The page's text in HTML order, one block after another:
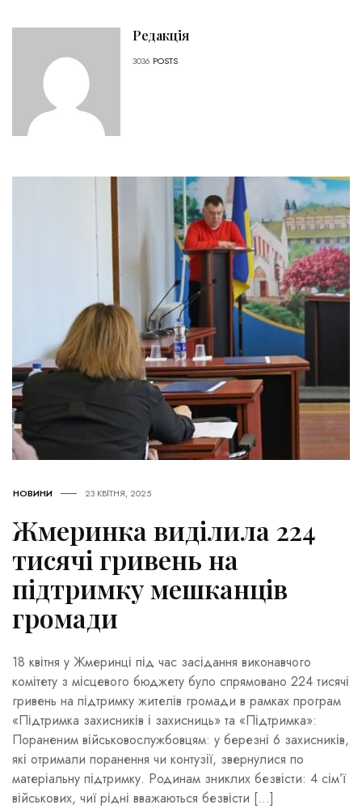
Редакція
3036 POSTS
НОВИНИ 23 КВІТНЯ, 2025
Жмеринка виділила 224
тисячі гривень на
підтримку мешканців
громади
18 квітня у Жмеринці під час засідання виконавчого
комітету з місцевого бюджету було спрямовано 224 тисячі
гривень на підтримку жителів громади в рамках програм
«Підтримка захисників і захисниць» та «Підтримка»:
Пораненим військовослужбовцям: у березні 6 захисників,
які отримали поранення чи контузії, звернулися по
матеріальну підтримку. Родинам зниклих безвісти: 4 сім’ї
військових, чиї рідні вважаються безвісти […]